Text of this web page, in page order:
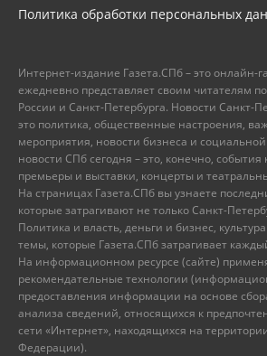
Политика обработки персональных
Интернет-издание Газета.СПб – это онлайн-
ежедневно представляет своим читателям
России и Санкт-Петербурга. Новости Санкт-
это политика, общественные настроения,
мероприятия, новости бизнеса и
новости СПб сегодня – это, конечно, события
премьеры и выставки, концерты и
На страницах Газета.СПб вы узнаете
которые затрагивают не только Санкт-
Политика и власть, деньги и бизнес,
темы, которые Газета.СПб затрагивает
На информационном ресурсе (сайте)
рекомендательные технологии
предоставления информации на основе
анализа сведений, относящихся к
сети «Интернет», находящихся на
Федерации).